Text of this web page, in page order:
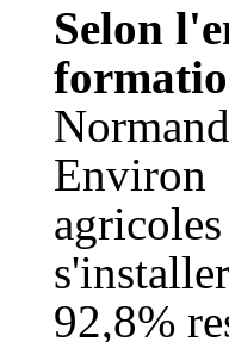
Selon
Environ
92,8%